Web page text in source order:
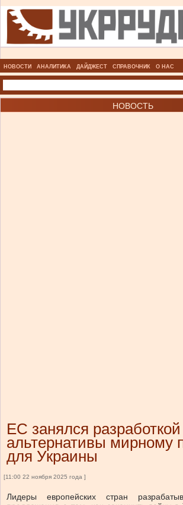
НОВОСТИ АНАЛИТИКА ДАЙДЖЕСТ СПРАВОЧНИК О НАС
НОВОСТЬ
ЕС занялся разработкой
альтернативы
для Украины
[11:00 22 ноября 2025 года ]
Лидеры европейских стран